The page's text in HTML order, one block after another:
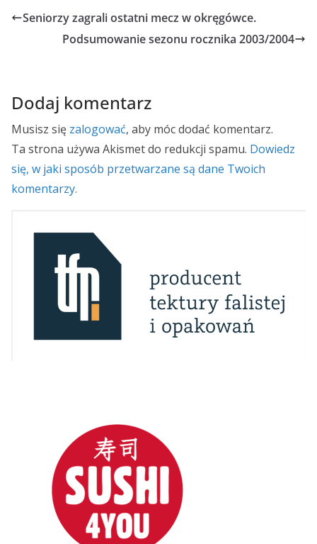
Seniorzy zagrali ostatni mecz w okręgówce.
Podsumowanie sezonu rocznika 2003/2004
Dodaj komentarz
Musisz się zalogować, aby móc dodać komentarz.
Ta strona używa Akismet do redukcji spamu. Dowiedz
się, w jaki sposób przetwarzane są dane Twoich
komentarzy.